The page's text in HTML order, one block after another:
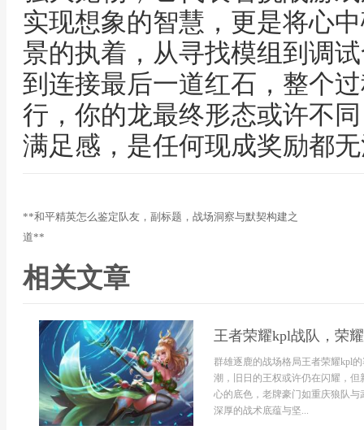
实现想象的智慧，更是将心
景的执着，从寻找模组到调
到连接最后一道红石，整个
行，你的龙最终形态或许不
满足感，是任何现成奖励都
**和平精英怎么鉴定队友，副标题，战场洞察与默契构建之
道**
相关文章
王者荣耀kpl战队，荣
群雄逐鹿的战场格局王者荣耀kpl
潮，旧日的王权或许仍在闪耀，
心的底色，老牌豪门如重庆狼队与
深厚的战术底蕴与坚...